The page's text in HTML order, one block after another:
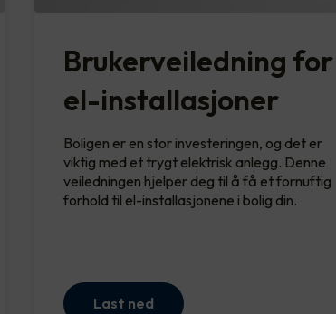
Brukerveiledning for
el-installasjoner
Boligen er en stor investeringen, og det er
viktig med et trygt elektrisk anlegg. Denne
veiledningen hjelper deg til å få et fornuftig
forhold til el-installasjonene i bolig din.
Last ned